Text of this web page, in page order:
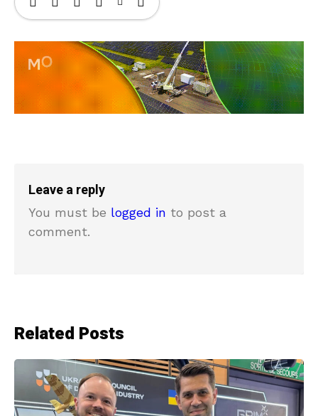
Leave a reply
You must be logged in to post a
comment.
Related Posts